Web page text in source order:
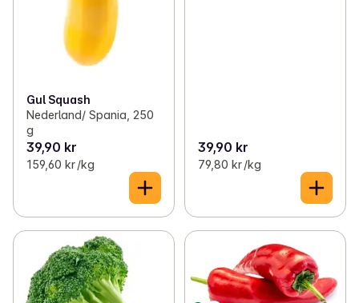
Gul Squash
Nederland/ Spania, 250
g
39,90 kr
159,60 kr /kg
39,90 kr
79,80 kr /kg